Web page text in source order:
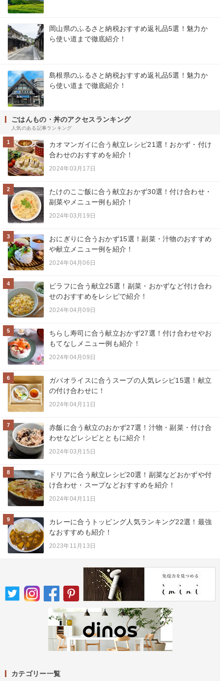
岡山県のふるさと納税おすすめ返礼品5選！魅力か
ら使い道まで徹底紹介！
島根県のふるさと納税おすすめ返礼品5選！魅力か
ら使い道まで徹底紹介！
ごはんもの・丼のアクセスランキング
人気のある記事ランキング
1
カオマンガイに合う献立レシピ21選！おかず・付け
合わせのおすすめを紹介！
2024年03月17日
2
たけのこご飯に合う献立おかず30選！付け合わせ・
副菜やメニュー例も紹介！
2024年03月19日
3
おにぎりに合うおかず15選！副菜・汁物のおすすめ
や献立メニュー例を紹介！
2024年04月06日
4
ピラフに合う献立25選！副菜・おかずなど付け合わ
せのおすすめをレシピで紹介！
2024年04月09日
5
ちらし寿司に合う献立おかず27選！付け合わせやお
もてなしメニュー例も紹介！
2024年04月09日
6
ガパオライスに合うスープの人気レシピ15選！献立
の付け合わせに！
2024年04月11日
7
赤飯に合う献立のおかず27選！汁物・副菜・付け合
わせなどレシピとともに紹介！
2024年03月15日
8
ドリアに合う献立レシピ20選！副菜などおかずや付
け合わせ・スープなどおすすめを紹介！
2024年04月11日
9
カレーに合うトッピング人気ランキング22選！最強
なおすすめも紹介！
2023年11月13日
カテゴリー一覧